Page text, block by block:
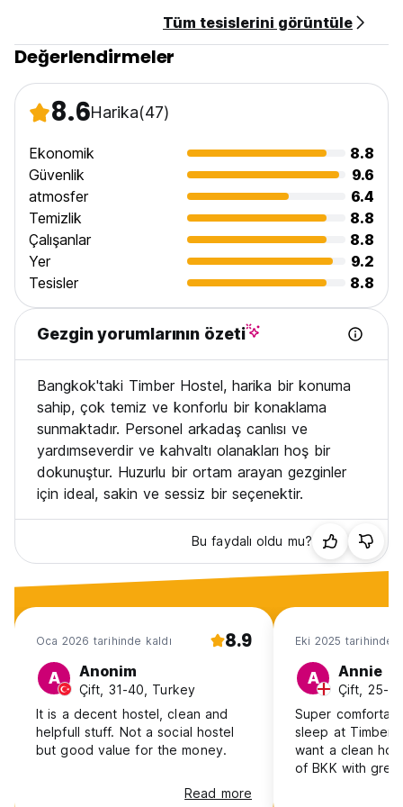
depozitosu ödenmesi gerekmektedir.
11. Otel personeli neredeyse her gün 24 saat
hizmetinizdedir. Ancak standart giriş saati hâlâ 14:00'tir.
yapmamak için tesisle iletişime geçmeleri gerekmektedir.
(Auto-translated from original language)
Tüm tesislerini görüntüle
Değerlendirmeler
8.6Harika(47)
Ekonomik
8.8
Güvenlik
9.6
atmosfer
6.4
Temizlik
8.8
Çalışanlar
8.8
Yer
9.2
Tesisler
8.8
Gezgin yorumlarının özeti
Bangkok'taki Timber Hostel, harika bir konuma
sahip, çok temiz ve konforlu bir konaklama
sunmaktadır. Personel arkadaş canlısı ve
yardımseverdir ve kahvaltı olanakları hoş bir
dokunuştur. Huzurlu bir ortam arayan gezginler
için ideal, sakin ve sessiz bir seçenektir.
Bu faydalı oldu mu?
Oca 2026 tarihinde kaldı 8.9
A Anonim
Çift, 31-40, Turkey
It is a decent hostel, clean and
helpfull stuff. Not a social hostel
but good value for the money.
Read more
Eki 2025 tarihinde
A Annie
Çift, 25-
Super
sleep at Timber
want a clean
of BKK with